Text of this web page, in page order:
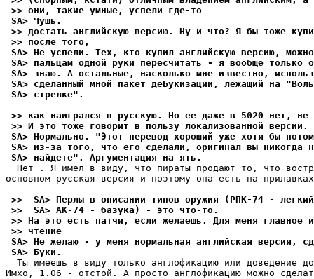
>> они, такие умные, успели где-то
SA> Чушь.
>> достать английскую версию. Ну и что? Я бы тоже
>> после того,
SA> Не успели. Тех, кто купил английскую версию,
SA> пальцам одной руки пересчитать - я вообще только
SA> знаю. А остальные, насколько мне известно,
SA> сделанный мной пакет деБукизации, лежащий на
SA> стрелке".
>> как наигрался в русскую. Но ее даже в 5020 нет, не
>> И это тоже говорит в пользу локализованной версии.
SA> Hормально. "Этот перевод хороший уже хотя бы
SA> из-за того, что его сделали, оригинал вы никогда
SA> найдете". Аргументация на ять.
Нет . Я имел в виду, что пираты продают то, что
основном русская версия и поэтому она есть на
>>  SA> Перлы в описании типов оружия (РПК-74 -
>>  SA> АК-74 - базука) - это что-то.
>> На это есть патчи, если желаешь. Для меня главное
>> чтение
SA> Не желаю - у меня нормальная английская версия,
SA> Буки.
Ты имеешь в виду только англофикацию или доведение
Имхо, 1.06 - отстой. А просто англофикацию можно